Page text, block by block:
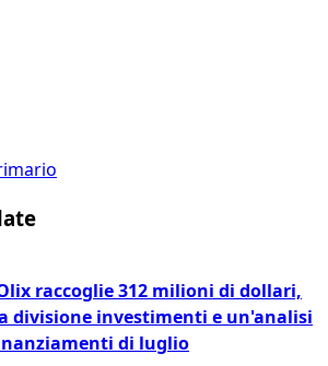
raccoglie 312 milioni di dollari,
divisione investimenti e un'analisi
di luglio